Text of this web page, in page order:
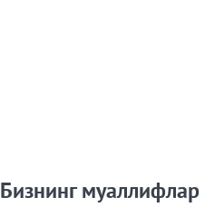
Бизнинг муаллифлар